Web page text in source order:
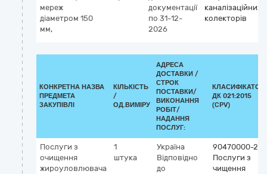
мереж
діаметром 150
мм,
документації
по 31-12-
2026
каналізаційних
колекторів
КОНКРЕТНА НАЗВА
ПРЕДМЕТА
ЗАКУПІВЛІ
КІЛЬКІСТЬ
/
ОД.ВИМІРУ
АДРЕСА
ДОСТАВКИ /
СТРОК
ПОСТАВКИ/
ВИКОНАННЯ
РОБІТ/
НАДАННЯ
ПОСЛУГ:
КЛАСИФІКАТОР
ДК 021:2015
(CPV)
Послуги з
очищення
жироуловлювача
1
штука
Україна
Відповідно
до
90470000-2
Послуги з
чищення